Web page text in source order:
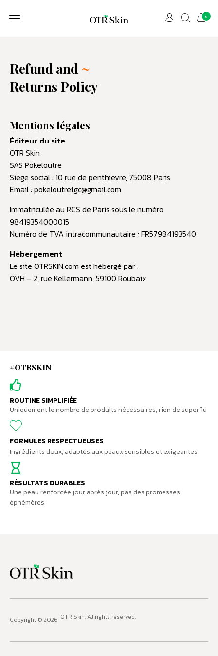
0
Refund and ~
Returns Policy
Mentions légales
Éditeur du site
OTR Skin
SAS Pokeloutre
Siège social : 10 rue de penthievre, 75008 Paris
Email : pokeloutretgc@gmail.com
Immatriculée au RCS de Paris sous le numéro
98419354000015
Numéro de TVA intracommunautaire : FR57984193540
Hébergement
Le site OTRSKIN.com est hébergé par :
OVH – 2, rue Kellermann, 59100 Roubaix
#OTRSKIN
ROUTINE SIMPLIFIÉE
Uniquement le nombre de produits nécessaires, rien de superflu
FORMULES RESPECTUEUSES
Ingrédients doux, adaptés aux peaux sensibles et exigeantes
RÉSULTATS DURABLES
Une peau renforcée jour après jour, pas des promesses
éphémères
Copyright © 2026 OTR Skin. All rights reserved.